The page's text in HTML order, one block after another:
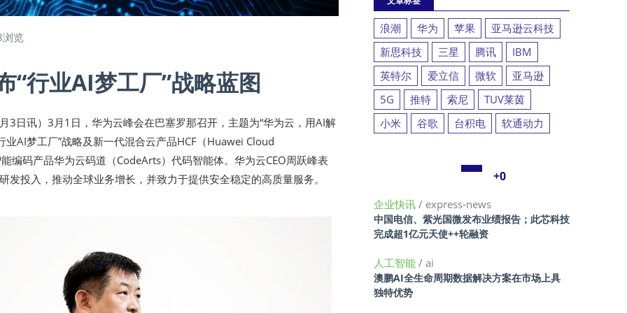
览
“行业AI梦工厂”战略蓝图
3日讯）3月1日，华为云峰会在巴塞罗那召开，主题为“华为云，用AI解
业AI梦工厂”战略及新一代混合云产品HCF（Huawei Cloud
编码产品华为云码道（CodeArts）代码智能体。华为云CEO周跃峰表
发投入，推动全球业务增长，并致力于提供安全稳定的高质量服务。
浪潮 华为 苹果
亚马逊云科技
新思科技
三星 腾讯
IBM
英特尔
爱立信 微软
亚马逊
5G
推特 索尼
TUV莱茵
小米
谷歌 台积电 软通动力
+0
企业快讯 / express-news
中国电信、紫光国微发布业绩报告；此芯科技
完成超1亿元天使++轮融资
人工智能 / ai
澳鹏AI全生命周期数据解决方案在市场上具
独特优势